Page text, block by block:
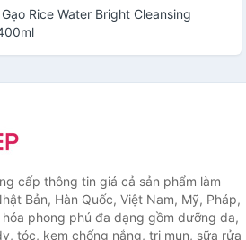
Rice Water Bright Cleansing
cấp thông tin giá cả sản phẩm làm
Bản, Hàn Quốc, Việt Nam, Mỹ, Pháp,
phong phú đa dạng gồm dưỡng da,
tóc, kem chống nắng, trị mụn, sữa rửa